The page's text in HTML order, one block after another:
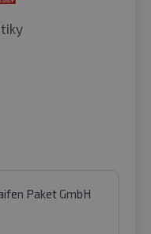
Paket GmbH